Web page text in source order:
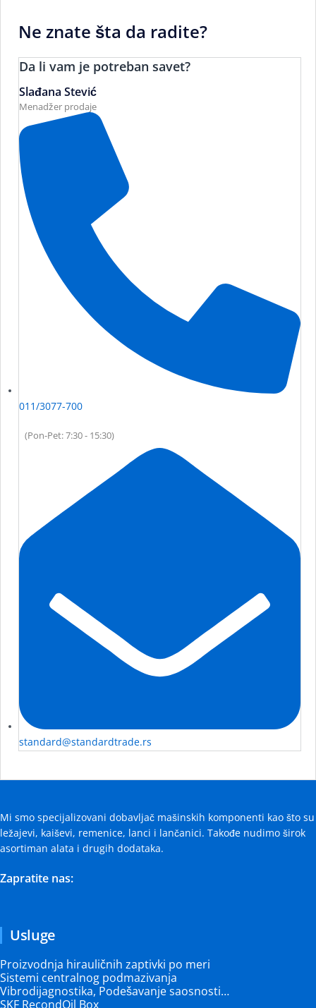
Ne znate šta da radite?
Da li vam je potreban savet?
Slađana Stević
Menadžer prodaje
011/3077-700
(Pon-Pet: 7:30 - 15:30)
standard@standardtrade.rs
Mi smo specijalizovani dobavljač mašinskih komponenti kao što su
ležajevi, kaiševi, remenice, lanci i lančanici. Takođe nudimo širok
asortiman alata i drugih dodataka.
Zapratite nas:
Usluge
Proizvodnja hirauličnih zaptivki po meri
Sistemi centralnog podmazivanja
Vibrodijagnostika, Podešavanje saosnosti…
SKF RecondOil Box